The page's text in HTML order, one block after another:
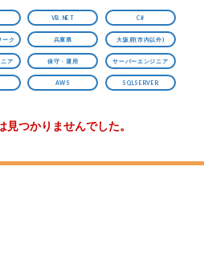
VB.NET C#
ーク 兵庫県 大阪府(市内以外)
ア 保守・運用 サーバーエンジニア
AWS SQLSERVER
見つかりませんでした。